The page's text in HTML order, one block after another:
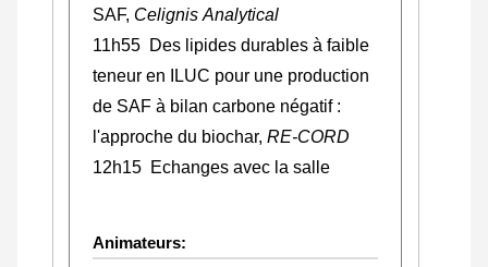
SAF, Celignis Analytical
11h55 Des lipides durables à faible
teneur en ILUC pour une production
de SAF à bilan carbone négatif :
l'approche du biochar,RE-CORD
12h15 Echanges avec la salle
Animateurs: